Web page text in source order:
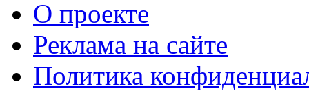
O проекте
Реклама на сайте
Политика